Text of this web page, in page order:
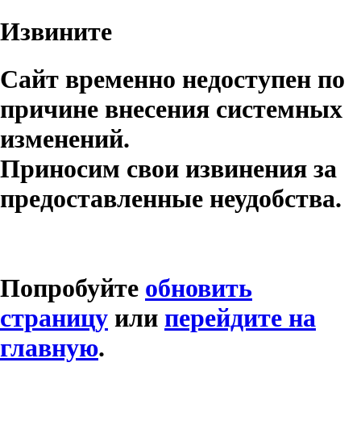
Извините
Сайт временно недоступен по
причине внесения системных
изменений.
Приносим свои извинения за
предоставленные неудобства.
Попробуйте обновить
страницу или перейдите на
главную.